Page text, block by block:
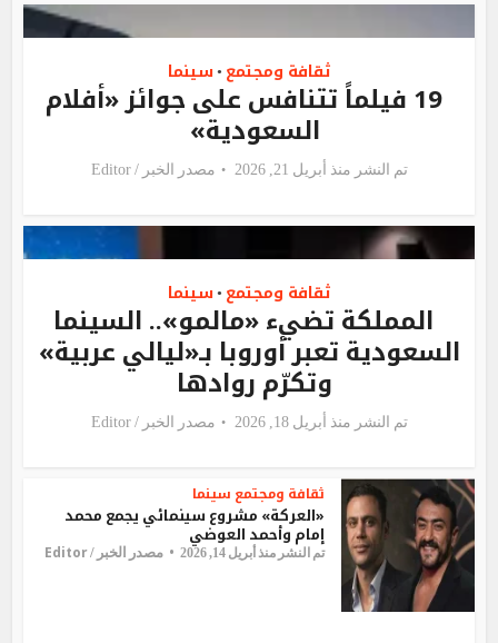
ثقافة ومجتمع • سينما
19 فيلماً تتنافس على جوائز «أفلام
السعودية»
تم النشر منذ أبريل 21, 2026 مصدر الخبر /Editor
ثقافة ومجتمع • سينما
المملكة تضيء «مالمو».. السينما
السعودية تعبر أوروبا بـ«ليالي عربية»
وتكرّم روادها
تم النشر منذ أبريل 18, 2026 مصدر الخبر /Editor
ثقافة ومجتمع سينما
«العركة» مشروع سينمائي يجمع محمد
إمام وأحمد العوضي
تم النشر منذ أبريل 14, 2026 مصدر الخبر /Editor